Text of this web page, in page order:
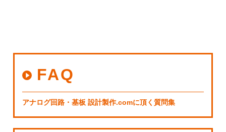
FAQ
アナログ回路・基板 設計製作.comに頂く質問集